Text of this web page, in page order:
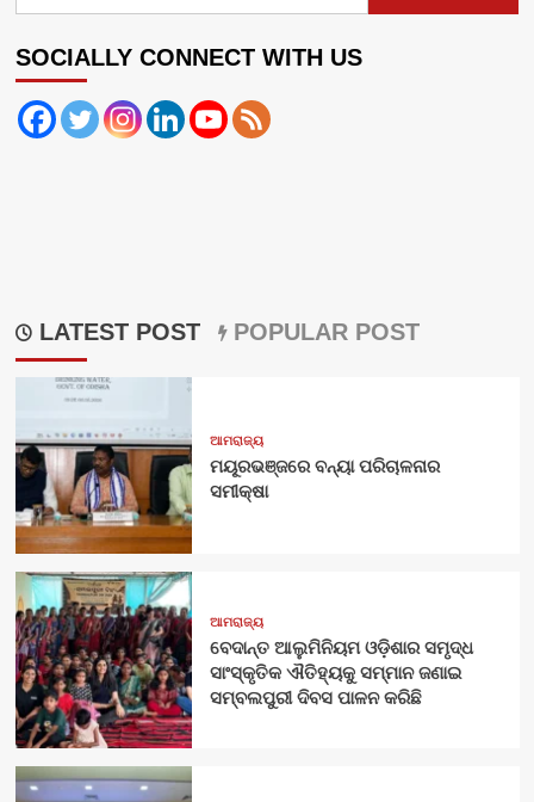
SOCIALLY CONNECT WITH US
LATEST POST POPULAR POST
ଆମରାଜ୍ୟ
ମୟୂରଭଞ୍ଜରେ ବନ୍ୟା ପରିଚାଳନାର
ସମୀକ୍ଷା
ଆମରାଜ୍ୟ
ବେଦାନ୍ତ ଆଲୁମିନିୟମ ଓଡ଼ିଶାର ସମୃଦ୍ଧ
ସାଂସ୍କୃତିକ ଐତିହ୍ୟକୁ ସମ୍ମାନ ଜଣାଇ
ସମ୍ବଲପୁରୀ ଦିବସ ପାଳନ କରିଛି